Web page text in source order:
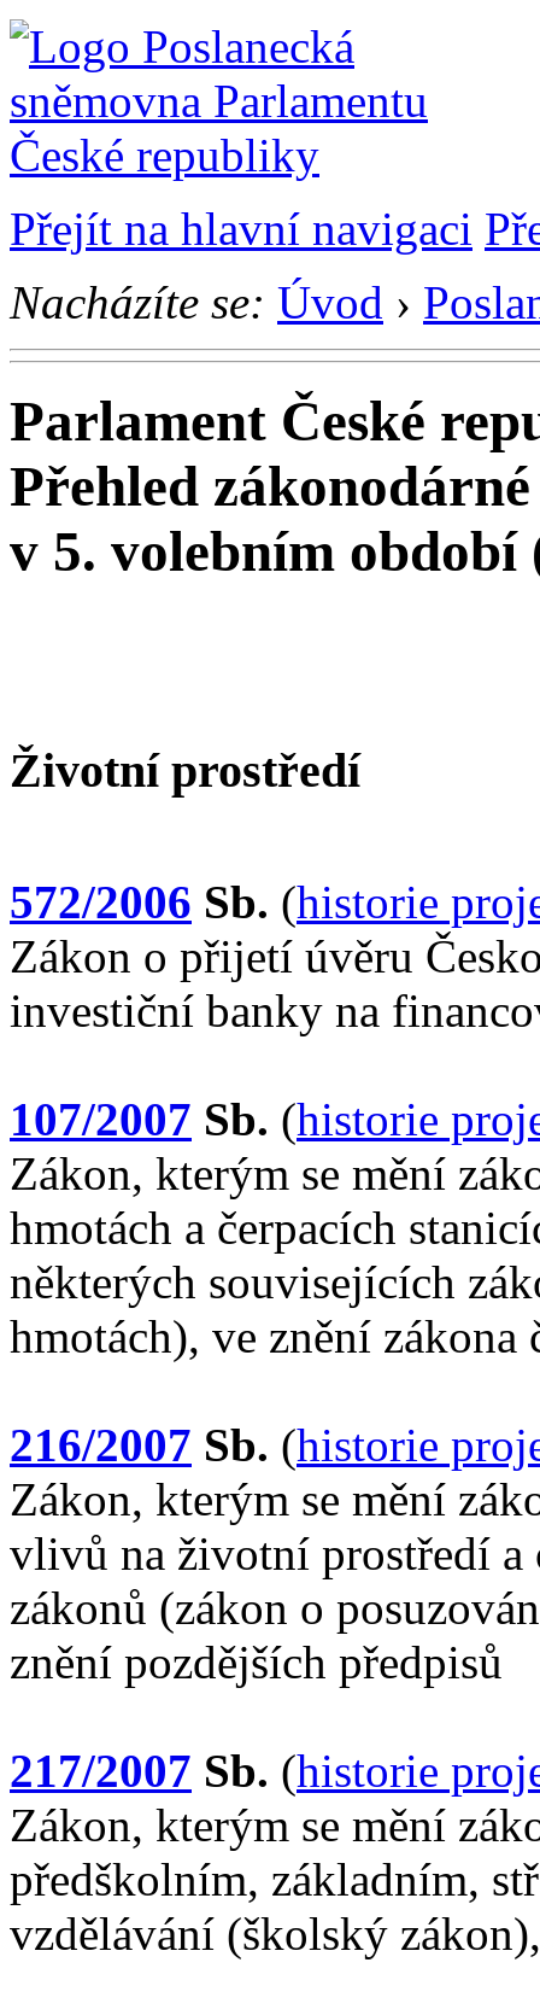
Přejít na hlavní navigaci
Nacházíte se: Úvod ›
Parlament České
Přehled
v 5. volebním období
Životní prostředí
572/2006 Sb. (historie
Zákon o přijetí úvěru
investiční banky na
107/2007 Sb. (historie
Zákon, kterým se mění
hmotách a čerpacích
některých souvisejících
hmotách), ve znění zákona
216/2007 Sb. (historie
Zákon, kterým se mění
vlivů na životní prostředí a
zákonů (zákon o
znění pozdějších předpisů
217/2007 Sb. (historie
Zákon, kterým se mění
předškolním, základním,
vzdělávání (školský